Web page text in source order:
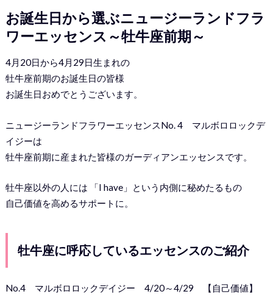
お誕生日から選ぶニュージーランドフラ
ワーエッセンス～牡牛座前期～
4月20日から4月29日生まれの
牡牛座前期のお誕生日の皆様
お誕生日おめでとうございます。
ニュージーランドフラワーエッセンスNo. 4 マルボロロックデ
イジーは
牡牛座前期に産まれた皆様のガーディアンエッセンスです。
牡牛座以外の人には 「I have」という内側に秘めたるもの
自己価値を高めるサポートに。
牡牛座に呼応しているエッセンスのご紹介
No.4 マルボロロックデイジー 4/20～4/29 【自己価値】